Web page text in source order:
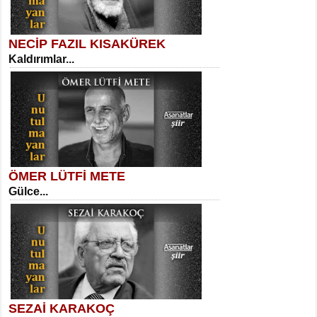
SELAHATTİN YILDIZ
İnsanın Zindanı...
MEHMET TAŞTAN
Vagon’da Bir Şairle...
Meral Yağmur
Eski Bir Şiir...
Kadir Ünal
Ayağıma Dolanan Yokuş...
NECİP FAZIL KISAKÜREK
Kaldırımlar...
ÖMER LÜTFİ METE
Gülce...
SEZAİ KARAKOÇ